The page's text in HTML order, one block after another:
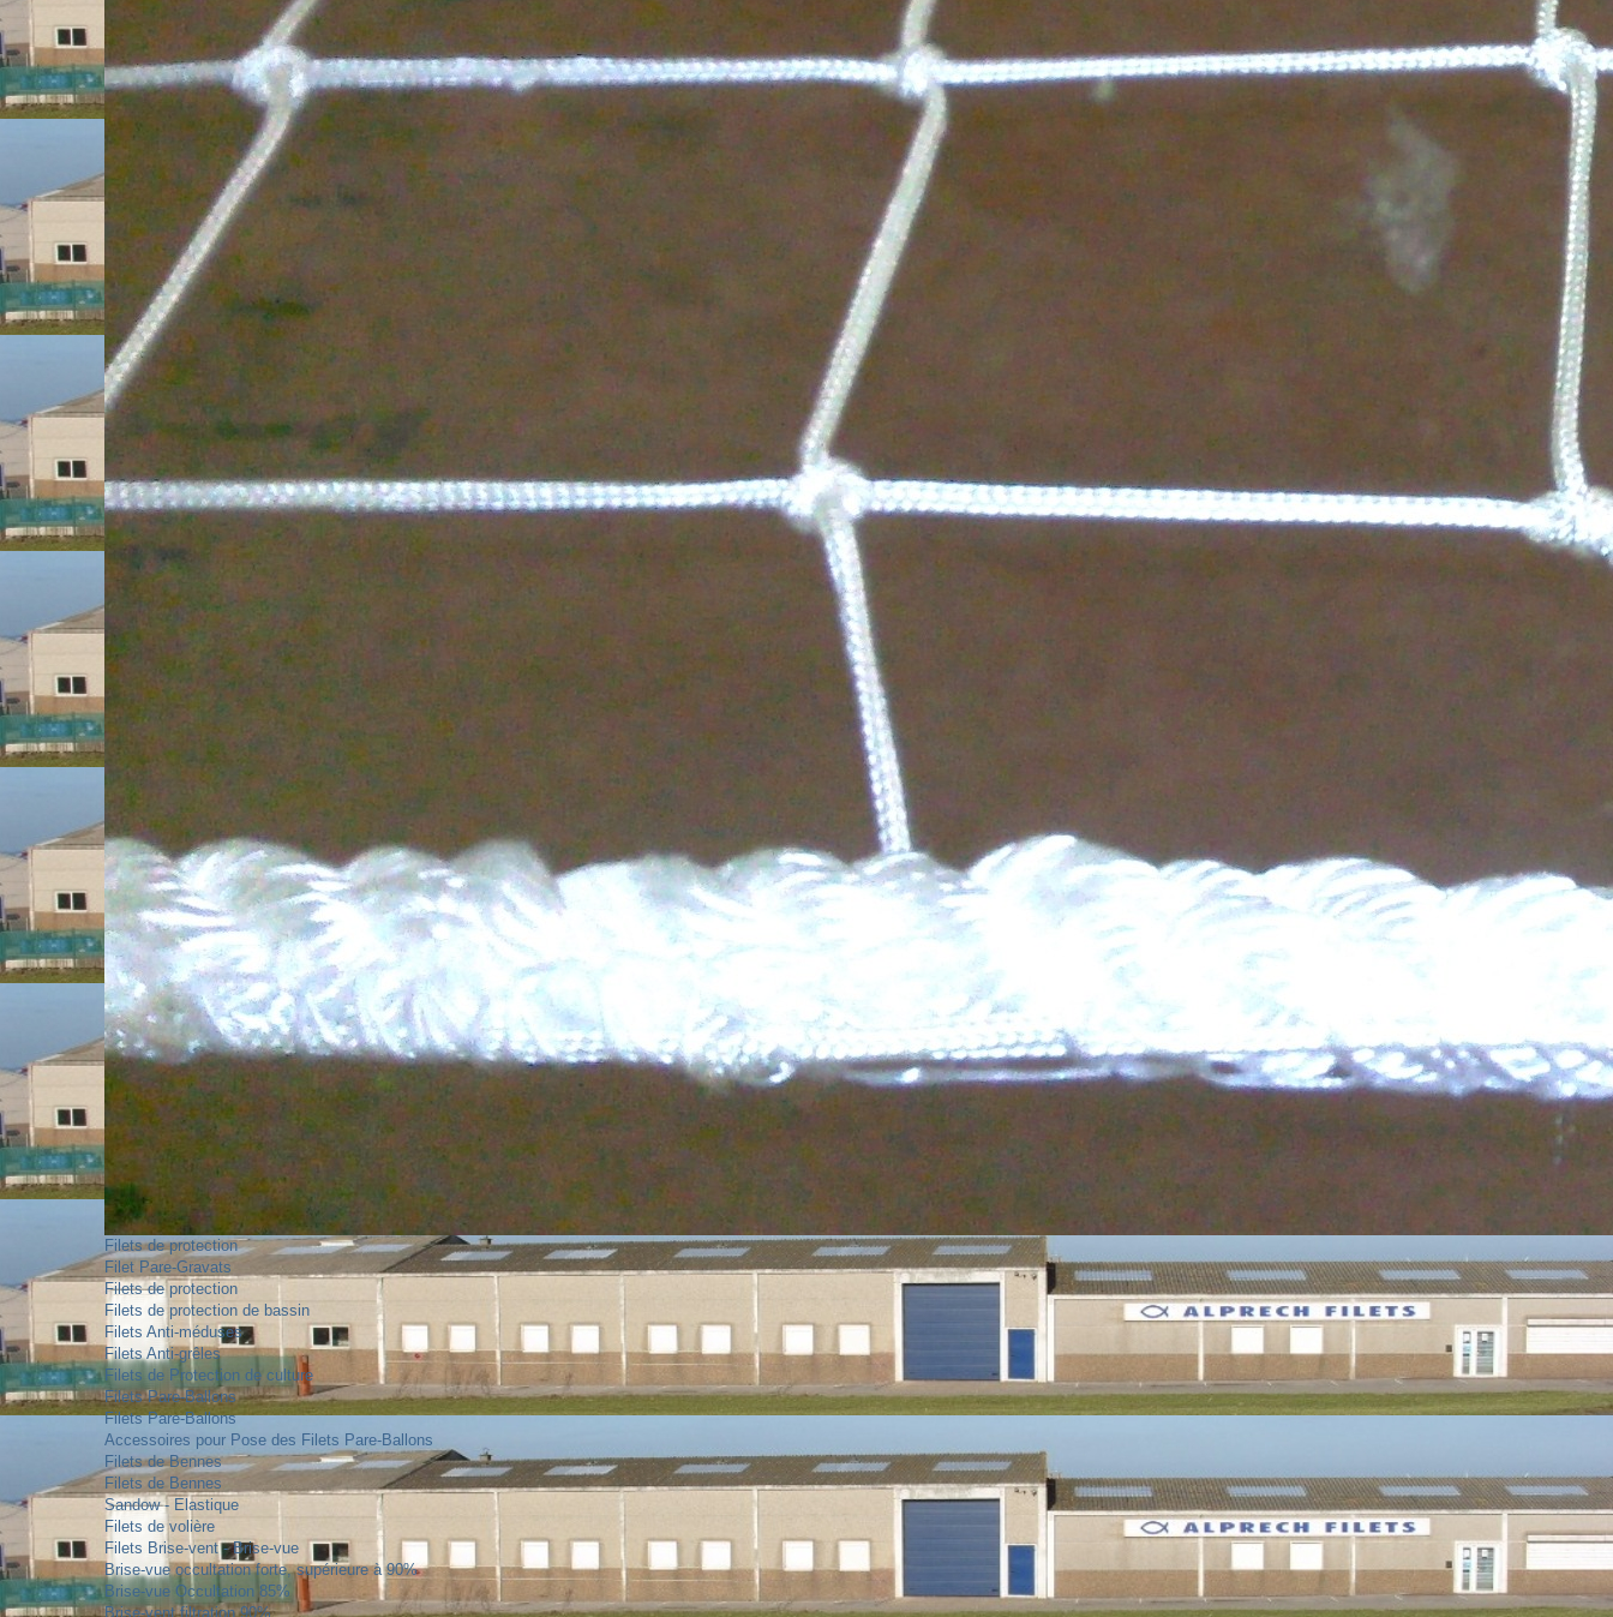
Filets de protection
Filet Pare-Gravats
Filets de protection
Filets de protection de bassin
Filets Anti-méduses
Filets Anti-grêles
Filets de Protection de culture
Filets Pare-Ballons
Filets Pare-Ballons
Accessoires pour Pose des Filets Pare-Ballons
Filets de Bennes
Filets de Bennes
Sandow - Elastique
Filets de volière
Filets Brise-vent - Brise-vue
Brise-vue occultation forte, supérieure à 90%
Brise-vue Occultation 85%
Brise-vent filtration 90%